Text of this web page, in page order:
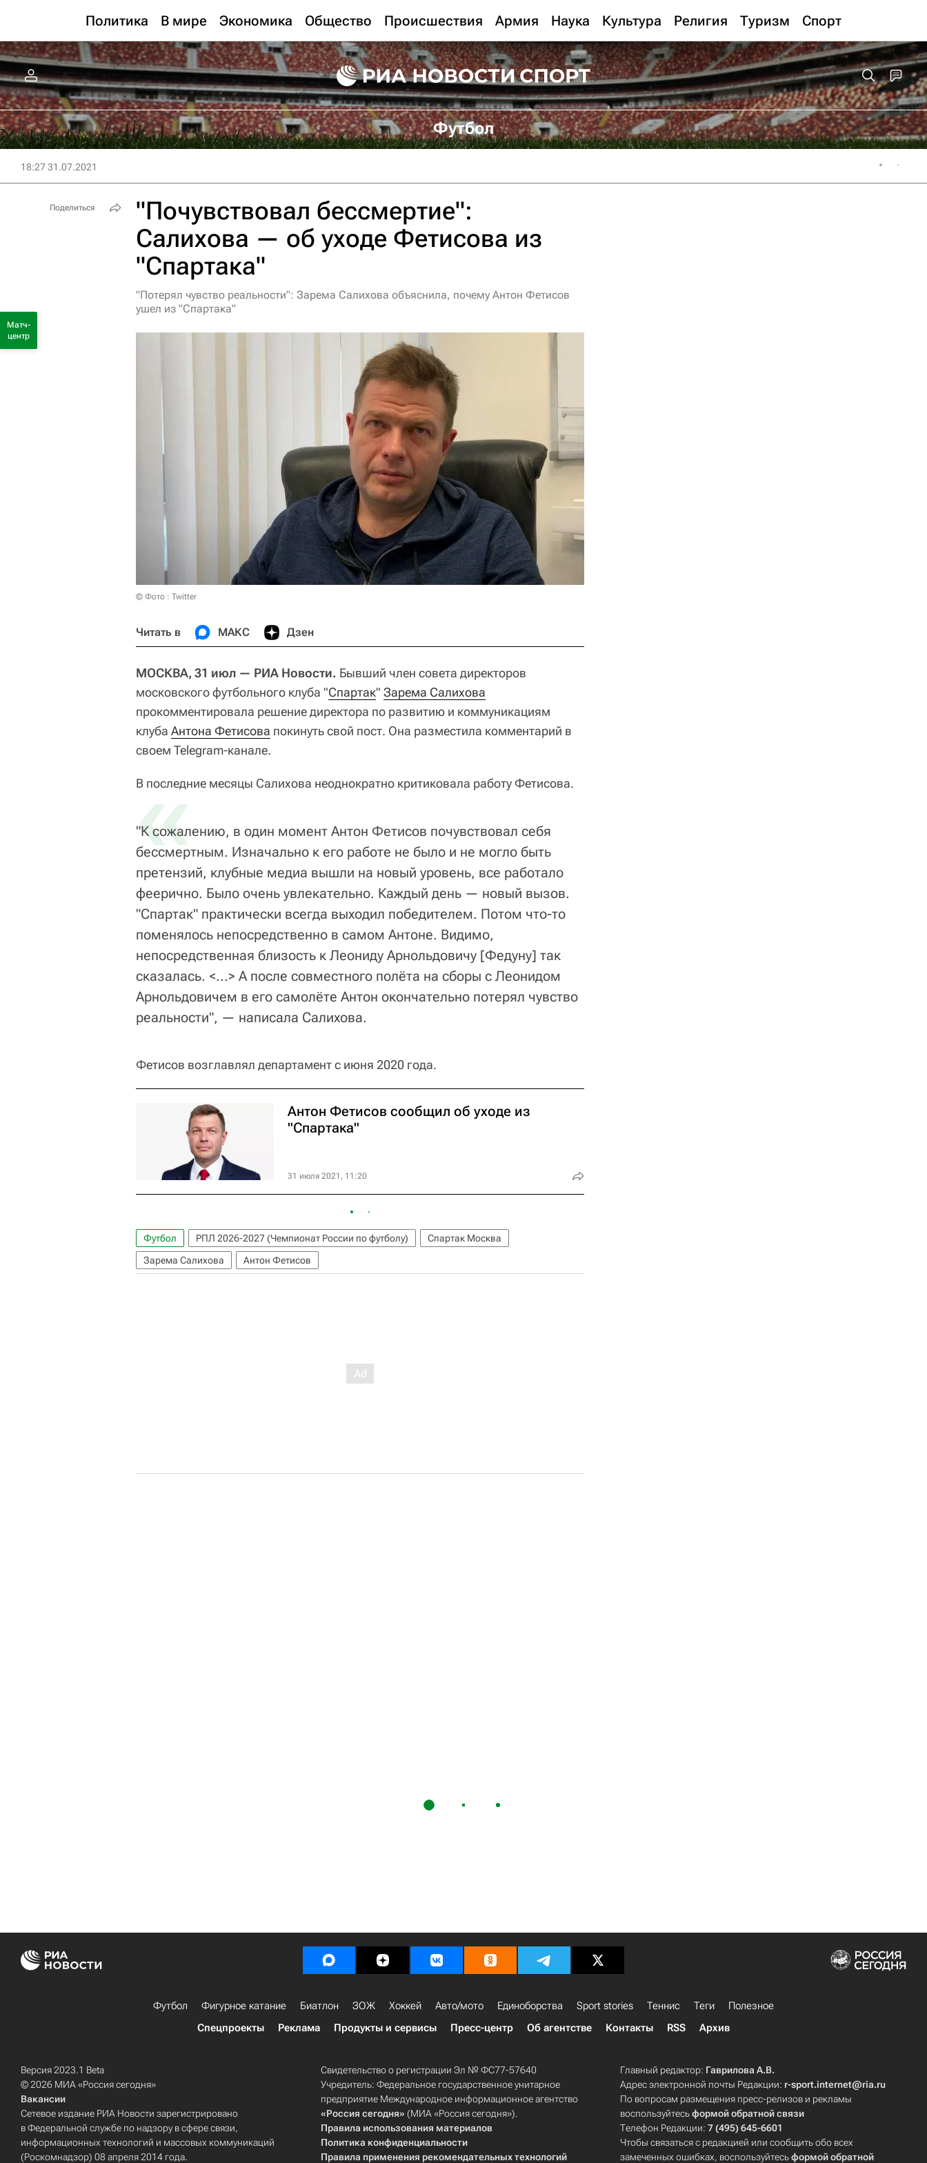
Политика В мире Экономика Общество Происшествия Армия Наука Культура Религия Туризм Спорт
Футбол
18:27 31.07.2021
"Почувствовал бессмертие":
Салихова — об уходе Фетисова из
"Спартака"
"Потерял чувство реальности": Зарема Салихова объяснила, почему Антон Фетисов
ушел из "Спартака"
© Фото : Twitter
Читать в МАКС Дзен
МОСКВА, 31 июл — РИА Новости. Бывший член совета директоров
московского футбольного клуба "Спартак" Зарема Салихова
прокомментировала решение директора по развитию и коммуникациям
клуба Антона Фетисова покинуть свой пост. Она разместила комментарий в
своем Telegram-канале.
В последние месяцы Салихова неоднократно критиковала работу Фетисова.
«
"К сожалению, в один момент Антон Фетисов почувствовал себя
бессмертным. Изначально к его работе не было и не могло быть
претензий, клубные медиа вышли на новый уровень, все работало
феерично. Было очень увлекательно. Каждый день — новый вызов.
"Спартак" практически всегда выходил победителем. Потом что-то
поменялось непосредственно в самом Антоне. Видимо,
непосредственная близость к Леониду Арнольдовичу [Федуну] так
сказалась. <...> А после совместного полёта на сборы с Леонидом
Арнольдовичем в его самолёте Антон окончательно потерял чувство
реальности", — написала Салихова.
Фетисов возглавлял департамент с июня 2020 года.
Антон Фетисов сообщил об уходе из
"Спартака"
31 июля 2021, 11:20
Футбол РПЛ 2026-2027 (Чемпионат России по футболу)
Спартак Москва
Зарема Салихова
Антон Фетисов
Поделиться
Матч-
центр
Футбол Фигурное катание Биатлон ЗОЖ Хоккей Авто/мото Единоборства Sport stories Теннис Теги
Полезное
Спецпроекты
Реклама Продукты и сервисы Пресс-центр Об агентстве Контакты RSS Архив
Версия 2023.1 Beta
© 2026 МИА «Россия сегодня»
Вакансии
Сетевое издание РИА Новости зарегистрировано
в Федеральной службе по надзору в сфере связи,
информационных технологий и массовых коммуникаций
(Роскомнадзор) 08 апреля 2014 года.
Свидетельство о регистрации Эл № ФС77-57640
Учредитель: Федеральное государственное унитарное
предприятие Международное информационное агентство
«Россия сегодня» (МИА «Россия сегодня»).
Правила использования материалов
Политика конфиденциальности
Правила применения рекомендательных технологий
Главный редактор: Гаврилова А.В.
Адрес электронной почты Редакции: r-sport.internet@ria.ru
По вопросам размещения пресс-релизов и рекламы
воспользуйтесьформой обратной связи
Телефон Редакции:7 (495) 645-6601
Чтобы связаться с редакцией или сообщить обо всех
замеченных ошибках, воспользуйтесьформой обратной